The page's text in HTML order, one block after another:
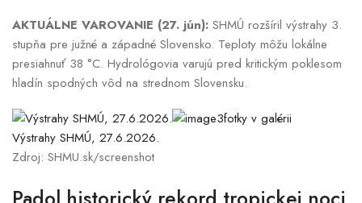
AKTUÁLNE VAROVANIE (27. jún): SHMÚ rozšíril výstrahy 3.
stupňa pre južné a západné Slovensko. Teploty môžu lokálne
presiahnuť 38 °C. Hydrológovia varujú pred kritickým poklesom
hladín spodných vôd na strednom Slovensku.
3fotky v galérii
Výstrahy SHMÚ, 27.6.2026.
Zdroj: SHMU.sk/screenshot